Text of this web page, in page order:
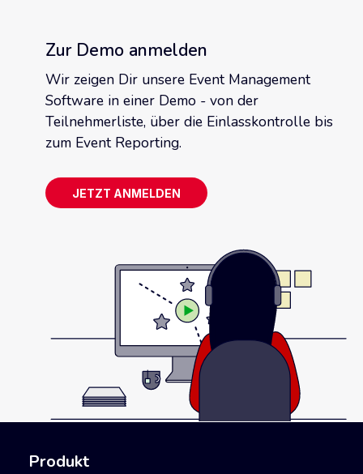
Zur Demo anmelden
Wir zeigen Dir unsere Event Management
Software in einer Demo - von der
Teilnehmerliste, über die Einlasskontrolle bis
zum Event Reporting.
JETZT ANMELDEN
Produkt